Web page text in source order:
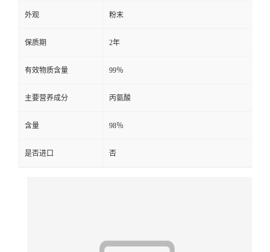
外观 粉末
保质期 2年
有效物质含量 99％
主要营养成分 丙氨酸
含量 98％
是否进口 否